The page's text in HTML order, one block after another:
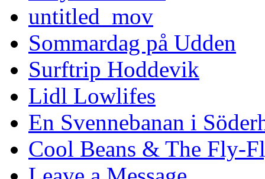
untitled_mov
Sommardag på Udden
Surftrip Hoddevik
Lidl Lowlifes
En Svennebanan i
Cool Beans & The Fly-